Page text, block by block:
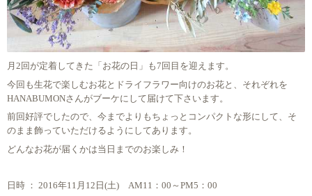
月2回が定着してきた「お花の日」も7回目を迎えます。
今回も生花で楽しむお花とドライフラワー向けのお花と、それぞれを
HANABUMONさんがブーケにして届けて下さいます。
前回好評でしたので、今までよりもちょっとコンパクトな形にして、そ
のまま飾っていただけるようにしてあります。
どんなお花が届くかは当日までのお楽しみ！
日時 ： 2016年11月12日(土) AM11：00～PM5：00